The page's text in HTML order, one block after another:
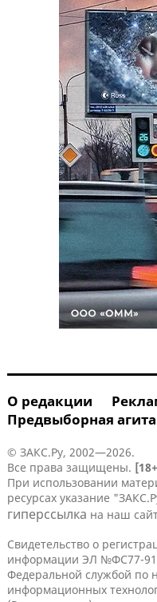
О редакции
Предвыборная
© ЗАКС.Ру, 2002—2026.
Все права защищены.
При использовании
ресурсах указание
гиперссылка на наш
Свидетельство о
информации ЭЛ №ФС77-
Федеральной службой по
информационных